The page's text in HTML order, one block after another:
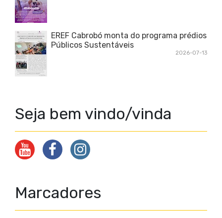
EREF Cabrobó monta do programa prédios
Públicos Sustentáveis
2026-07-13
Seja bem vindo/vinda
Marcadores